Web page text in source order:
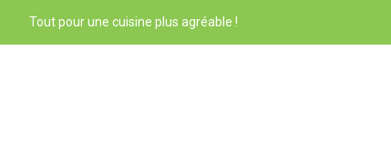
Tout pour une cuisine plus agréable !